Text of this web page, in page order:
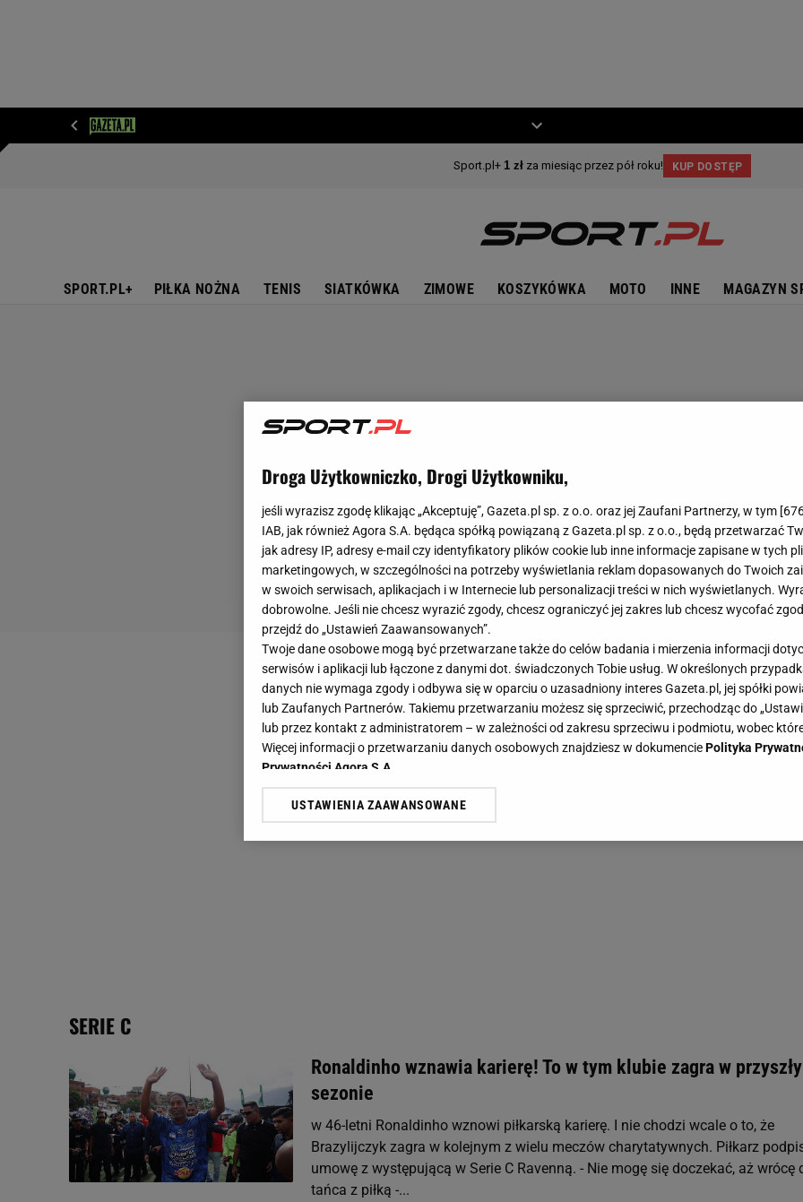
SPORT.PL+ PIŁKA NOŻNA TENIS SIATKÓWKA ZIMOWE KOSZYKÓWKA MOTO INNE MAGAZYN
SERIE C
Ronaldinho wznawia karierę! To w tym klubie zagra w
sezonie
w 46-letni Ronaldinho wznowi piłkarską karierę. I nie chodzi wcale o to, że
Brazylijczyk zagra w kolejnym z wielu meczów charytatywnych. Piłkarz
umowę z występującą w Serie C Ravenną. - Nie mogę się doczekać, aż wrócę
tańca z piłką -...
Droga Użytkowniczko, Drogi Użytkowniku,
jeśli wyrazisz zgodę klikając „Akceptuję”, Gazeta.pl sp. z o.o. oraz jej Zaufani Partnerzy, w tym [
IAB, jak również Agora S.A. będąca spółką powiązaną z Gazeta.pl sp. z o.o., będą przetwarzać
jak adresy IP, adresy e-mail czy identyfikatory plików cookie lub inne informacje zapisane w tych
marketingowych, w szczególności na potrzeby wyświetlania reklam dopasowanych do Twoich
w swoich serwisach, aplikacjach i w Internecie lub personalizacji treści w nich wyświetlanych.
dobrowolne. Jeśli nie chcesz wyrazić zgody, chcesz ograniczyć jej zakres lub chcesz wycofać
przejdź do „Ustawień Zaawansowanych”.
Twoje dane osobowe mogą być przetwarzane także do celów badania i mierzenia informacji
serwisów i aplikacji lub łączone z danymi dot. świadczonych Tobie usług. W określonych
danych nie wymaga zgody i odbywa się w oparciu o uzasadniony interes Gazeta.pl, jej spółki
lub Zaufanych Partnerów. Takiemu przetwarzaniu możesz się sprzeciwić, przechodząc do
lub przez kontakt z administratorem – w zależności od zakresu sprzeciwu i podmiotu, wobec
Więcej informacji o przetwarzaniu danych osobowych znajdziesz w dokumenciePolityka
Prywatności Agora S.A.
Klikając „Akceptuję” wyrażasz też zgodę na zainstalowanie i przechowywanie plików cookie
Zaufanych Partnerów i Agora S.A. na Twoim urządzeniu końcowym. Możesz w każdej chwili
USTAWIENIA ZAAWANSOWANE